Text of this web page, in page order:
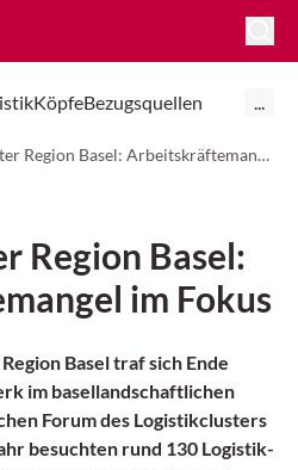
KöpfeBezugsquellen ...
Logistikcluster Region Basel: Arbeitskräftemangel im Fokus
Region Basel:
im Fokus
Basel traf sich Ende
im basellandschaftlichen
Forum des Logistikclusters
besuchten rund 130 Logistik-